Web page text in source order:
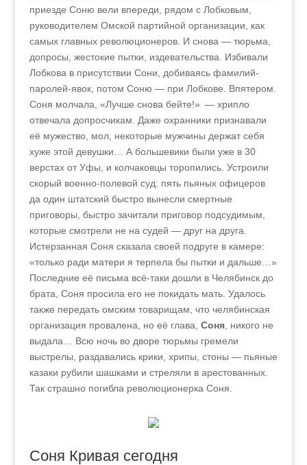
приезде Соню вели впереди, рядом с Лобковым,
руководителем Омской партийной организации, как
самых главных революционеров. И снова — тюрьма,
допросы, жестокие пытки, издевательства. Избивали
Лобкова в присутствии Сони, добиваясь фамилий-
паролей-явок, потом Соню — при Лобкове. Впятером.
Соня молчала, «Лучше снова бейте!» — хрипло
отвечала допросчикам. Даже охранники признавали
её мужество, мол, некоторые мужчины держат себя
хуже этой девушки… А большевики были уже в 30
верстах от Уфы, и колчаковцы торопились. Устроили
скорый военно-полевой суд: пять пьяных офицеров
да один штатский быстро вынесли смертные
приговоры, быстро зачитали приговор подсудимым,
которые смотрели не на судей — друг на друга.
Истерзанная Соня сказала своей подруге в камере:
«только ради матери я терпела бы пытки и дальше…»
Последние её письма всё-таки дошли в Челябинск до
брата, Соня просила его не покидать мать. Удалось
также передать омским товарищам, что челябинская
организация провалена, но её глава, Соня, никого не
выдала… Всю ночь во дворе тюрьмы гремели
выстрелы, раздавались крики, хрипы, стоны — пьяные
казаки рубили шашками и стреляли в арестованных.
Так страшно погибла революционерка Соня.
Соня Кривая сегодня